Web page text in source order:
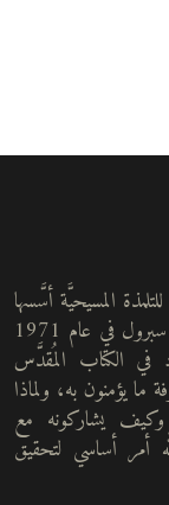
المسيحيَّة أسَّسها
عالم اللاهوت الدكتور أر. سي. سبرول في عام 1971
في الكتاب المُقدَّس
ما يؤمنون به، ولماذا
يشاركونه مع
أمر أساسي لتحقيق